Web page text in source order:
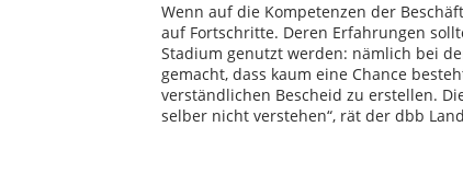
Wenn auf die Kompetenzen der
auf Fortschritte. Deren Erfahrungen
Stadium genutzt werden: nämlich bei
gemacht, dass kaum eine Chance
verständlichen Bescheid zu erstellen.
selber nicht verstehen“, rät der dbb